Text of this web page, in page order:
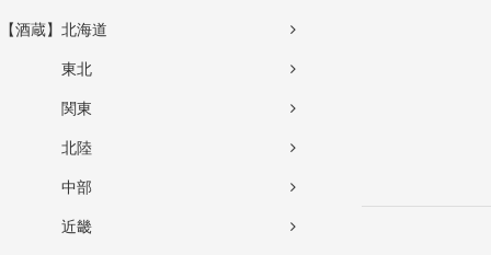
【酒蔵】北海道
東北
関東
北陸
中部
近畿